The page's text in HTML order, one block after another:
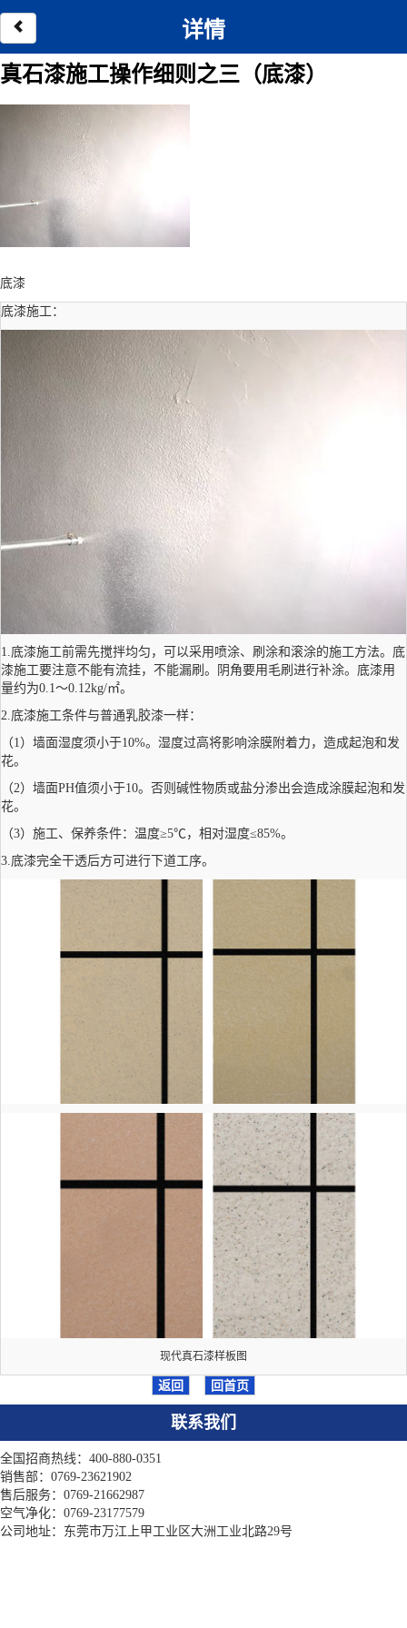
详情
真石漆施工操作细则之三（底漆）
底漆
底漆施工：
1.底漆施工前需先搅拌均匀，可以采用喷涂、刷涂和滚涂的施工方法。底
漆施工要注意不能有流挂，不能漏刷。阴角要用毛刷进行补涂。底漆用
量约为0.1～0.12kg/㎡。
2.底漆施工条件与普通乳胶漆一样：
（1）墙面湿度须小于10%。湿度过高将影响涂膜附着力，造成起泡和发
花。
（2）墙面PH值须小于10。否则碱性物质或盐分渗出会造成涂膜起泡和发
花。
（3）施工、保养条件：温度≥5℃，相对湿度≤85%。
3.底漆完全干透后方可进行下道工序。
现代真石漆样板图
返回 回首页
联系我们
全国招商热线：400-880-0351
销售部：0769-23621902
售后服务：0769-21662987
空气净化：0769-23177579
公司地址：东莞市万江上甲工业区大洲工业北路29号